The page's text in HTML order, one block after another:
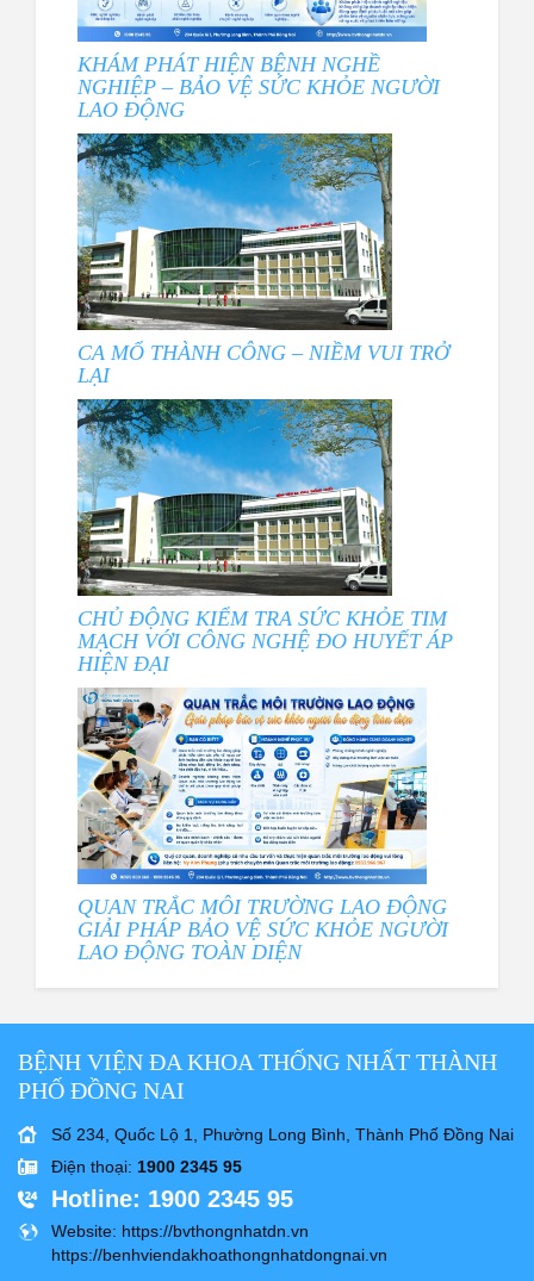
KHÁM PHÁT HIỆN BỆNH NGHỀ
NGHIỆP – BẢO VỆ SỨC KHỎE NGƯỜI
LAO ĐỘNG
CA MỔ THÀNH CÔNG – NIỀM VUI TRỞ
LẠI
CHỦ ĐỘNG KIỂM TRA SỨC KHỎE TIM
MẠCH VỚI CÔNG NGHỆ ĐO HUYẾT ÁP
HIỆN ĐẠI
QUAN TRẮC MÔI TRƯỜNG LAO ĐỘNG
GIẢI PHÁP BẢO VỆ SỨC KHỎE NGƯỜI
LAO ĐỘNG TOÀN DIỆN
BỆNH VIỆN ĐA KHOA THỐNG NHẤT THÀNH
PHỐ ĐỒNG NAI
Số 234, Quốc Lộ 1, Phường Long Bình, Thành Phố Đồng Nai
Điện thoại: 1900 2345 95
Hotline: 1900 2345 95
Website: https://bvthongnhatdn.vn
https://benhviendakhoathongnhatdongnai.vn